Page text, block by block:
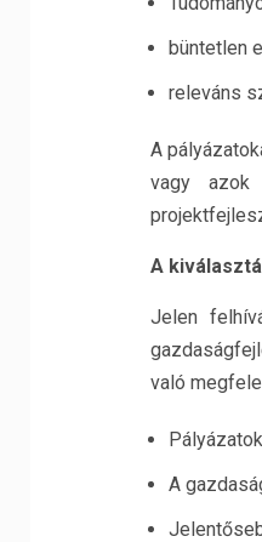
büntetlen
releváns
A
vagy azok
A
Jelen
való
A